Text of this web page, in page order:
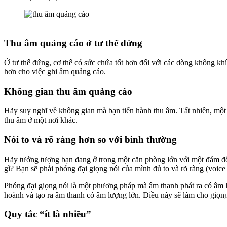
Thu âm quảng cáo ở tư thế đứng
Ở tư thế đứng, cơ thể có sức chứa tốt hơn đối với các dòng không
hơn cho việc ghi âm quảng cáo.
Không gian thu âm quảng cáo
Hãy suy nghĩ về không gian mà bạn tiến hành thu âm. Tất nhiên,
thu âm ở một nơi khác.
Nói to và rõ ràng hơn so với bình thường
Hãy tưởng tượng bạn đang ở trong một căn phòng lớn với một đám
gì? Bạn sẽ phải phóng đại giọng nói của mình đủ to và rõ ràng
Phóng đại giọng nói là một phương pháp mà âm thanh phát ra có
hoành và tạo ra âm thanh có âm lượng lớn. Điều này sẽ làm cho
Quy tắc “ít là nhiều”